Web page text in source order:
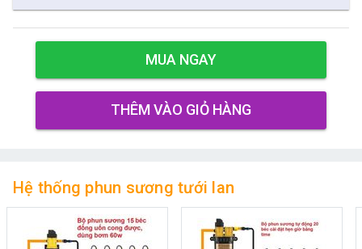
MUA NGAY
THÊM VÀO GIỎ HÀNG
Hệ thống phun sương tưới lan